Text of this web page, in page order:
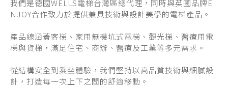
我們是德國WELLS電梯台灣區總代理，同時與英國品牌E
NJOY合作致力於提供兼具技術與設計美學的電梯產品。
產品線涵蓋客梯、家用無機坑式電梯、觀光梯、醫療用電
梯與貨梯，滿足住宅、商辦、醫療及工業等多元需求。
從結構安全到乘坐體驗，我們堅持以高品質技術與細膩設
計，打造每一次上下之間的舒適移動。